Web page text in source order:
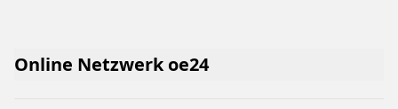
Online Netzwerk oe24